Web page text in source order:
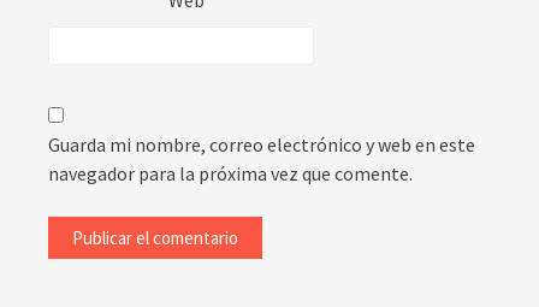
Guarda mi nombre, correo electrónico y web en este
navegador para la próxima vez que comente.